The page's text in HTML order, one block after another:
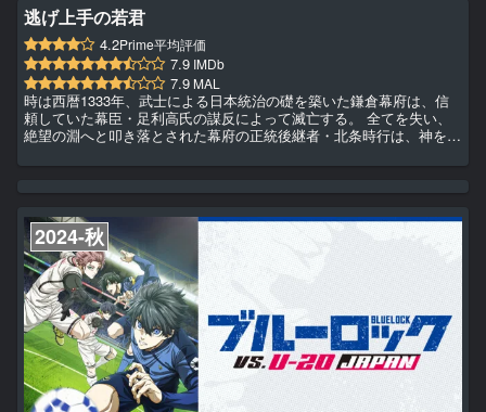
逃げ上手の若君
4.2Prime平均評価
7.9 IMDb
7.9 MAL
時は西暦1333年、武士による日本統治の礎を築いた鎌倉幕府は、信
頼していた幕臣・足利高氏の謀反によって滅亡する。 全てを失い、
絶望の淵へと叩き落とされた幕府の正統後継者・北条時行は、神を名
た…。 逃げ落ちてたどり着いた諏訪の地で、信頼できる仲間と出会
とで乗り越えていく。 英雄ひしめく乱世で繰り広げられる、時行の
天下を...
2024-秋